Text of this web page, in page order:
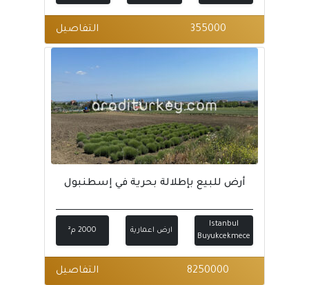
355000 التفاصيل
أرض للبيع بإطلالة بحرية في إسطنبول
Istanbul
Buyukcekmece
ارض اعمارية 2000 م²
8250000 التفاصيل